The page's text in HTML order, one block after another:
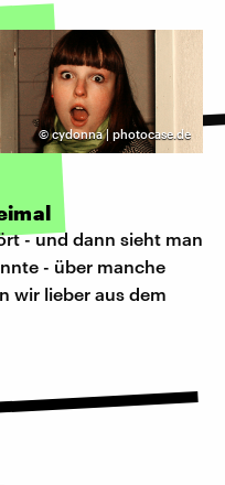
©cydonna | photocase.de
- und dann sieht man
- über manche
wir lieber aus dem